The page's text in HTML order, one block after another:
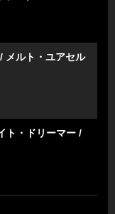
メルト・ユアセル
ト・ドリーマー /